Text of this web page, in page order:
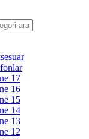
17
16
15
14
13
12